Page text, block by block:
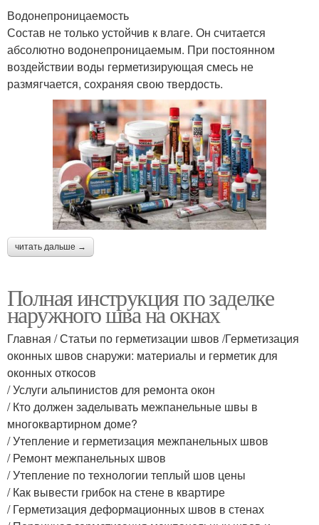
Водонепроницаемость
Состав не только устойчив к влаге. Он считается
абсолютно водонепроницаемым. При постоянном
воздействии воды герметизирующая смесь не
размягчается, сохраняя свою твердость.
читать дальше →
Полная инструкция по заделке
наружного шва на окнах
Главная / Статьи по герметизации швов /Герметизация
оконных швов снаружи: материалы и герметик для
оконных откосов
/ Услуги альпинистов для ремонта окон
/ Кто должен заделывать межпанельные швы в
многоквартирном доме?
/ Утепление и герметизация межпанельных швов
/ Ремонт межпанельных швов
/ Утепление по технологии теплый шов цены
/ Как вывести грибок на стене в квартире
/ Герметизация деформационных швов в стенах